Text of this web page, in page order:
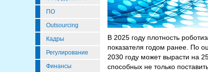
ПО
Outsourcing
Кадры
Регулирование
Финансы
В 2025 году плотность
показателя годом ранее. По
2030 году может вырасти на
способных не только